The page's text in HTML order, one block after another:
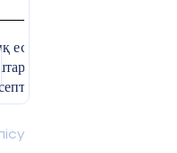
есептерді, әртүрлі
ауыстырып құюға
зерттеу және
арифметикалық амалдарға
санды өрнектер және